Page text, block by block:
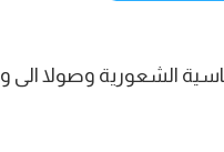
الشعورية وصولا الى